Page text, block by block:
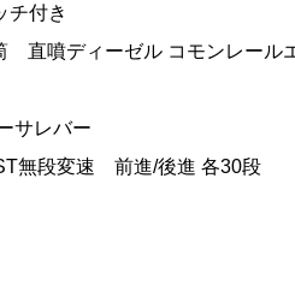
付き
噴ディーゼル コモンレール
サレバー
段変速 前進/後進 各30段